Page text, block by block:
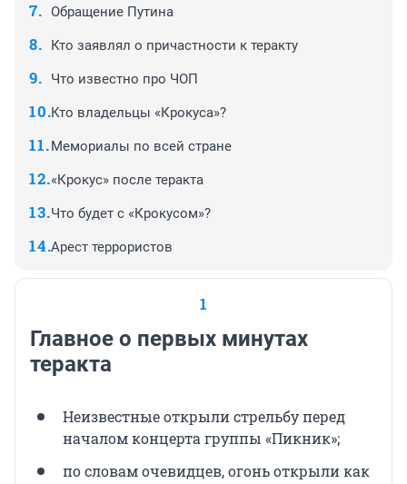
Обращение Путина
Кто заявлял о причастности к теракту
Что известно про ЧОП
Кто владельцы «Крокуса»?
Мемориалы по всей стране
«Крокус» после теракта
Что будет с «Крокусом»?
Арест террористов
1
Главное о первых минутах
теракта
Неизвестные открыли стрельбу перед
началом концерта группы «Пикник»;
по словам очевидцев, огонь открыли как